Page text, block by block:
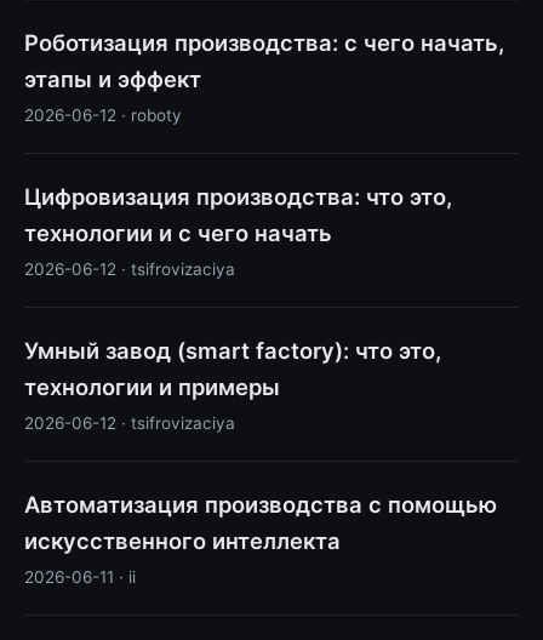
Роботизация производства: с чего начать,
этапы и эффект
2026-06-12 · roboty
Цифровизация производства: что это,
технологии и с чего начать
2026-06-12 · tsifrovizaciya
Умный завод (smart factory): что это,
технологии и примеры
2026-06-12 · tsifrovizaciya
Автоматизация производства с помощью
искусственного интеллекта
2026-06-11 · ii